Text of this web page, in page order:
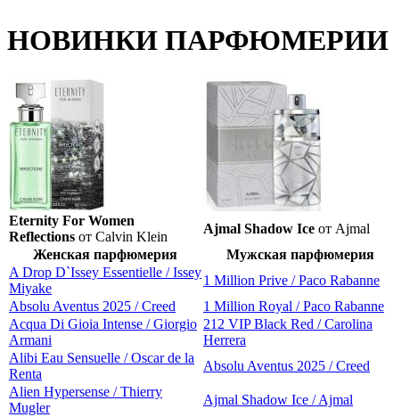
НОВИНКИ ПАРФЮМЕРИИ
Eternity For Women
Reflections от Calvin Klein
Ajmal Shadow Ice от Ajmal
Женская парфюмерия
Мужская парфюмерия
A Drop D`Issey Essentielle / Issey
Miyake
1 Million Prive / Paco Rabanne
Absolu Aventus 2025 / Creed
1 Million Royal / Paco Rabanne
Acqua Di Gioia Intense / Giorgio
Armani
212 VIP Black Red / Carolina
Herrera
Alibi Eau Sensuelle / Oscar de la
Renta
Absolu Aventus 2025 / Creed
Alien Hypersense / Thierry
Mugler
Ajmal Shadow Ice / Ajmal